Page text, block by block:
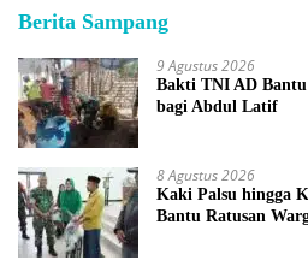
Berita Sampang
9 Agustus 2026
Bakti TNI AD
bagi Abdul Latif
8 Agustus 2026
Kaki Palsu hingga
Bantu Ratusan